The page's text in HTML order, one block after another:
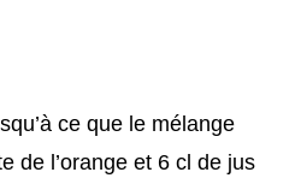
ce que le mélange
de l’orange et 6 cl de jus